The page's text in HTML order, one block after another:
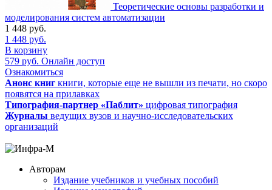
Теоретические основы разработки и
моделирования систем автоматизации
1 448 руб.
1 448 руб.
В корзину
579 руб. Онлайн доступ
Ознакомиться
Анонс книг книги, которые еще не вышли из печати, но скоро
появятся на прилавках
Типография-партнер «Паблит» цифровая типография
Журналы ведущих вузов и научно-исследовательских
организаций
Авторам
Издание учебников и учебных пособий